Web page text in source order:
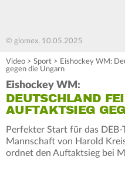
© glomex, 10.05.2025
Video > Sport > Eishockey WM:
gegen die Ungarn
Eishockey WM:
DEUTSCHLAND
AUFTAKTSIEG
Perfekter Start für das
Mannschaft von Harold
ordnet den Auftaktsieg bei